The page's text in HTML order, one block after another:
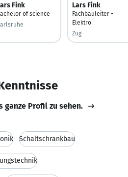
Fink
of science
Lars Fink
Fachbauleiter -
Elektro
Zug
ganze Profil zu sehen.
Schaltschrankbau